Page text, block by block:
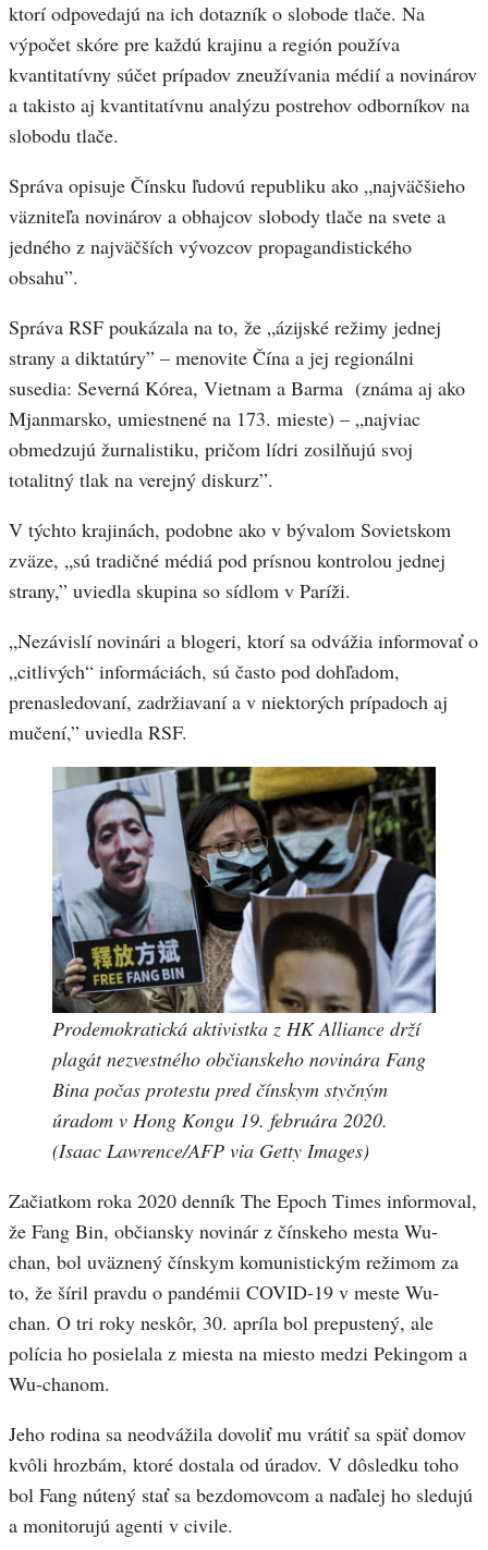
ktorí odpovedajú na ich dotazník o slobode tlače. Na
výpočet skóre pre každú krajinu a región používa
kvantitatívny súčet prípadov zneužívania médií a novinárov
a takisto aj kvantitatívnu analýzu postrehov odborníkov na
slobodu tlače.
Správa opisuje Čínsku ľudovú republiku ako „najväčšieho
väzniteľa novinárov a obhajcov slobody tlače na svete a
jedného z najväčších vývozcov propagandistického
obsahu”.
Správa RSF poukázala na to, že „ázijské režimy jednej
strany a diktatúry” – menovite Čína a jej regionálni
susedia: Severná Kórea, Vietnam a Barma (známa aj ako
Mjanmarsko, umiestnené na 173. mieste) – „najviac
obmedzujú žurnalistiku, pričom lídri zosilňujú svoj
totalitný tlak na verejný diskurz”.
V týchto krajinách, podobne ako v bývalom Sovietskom
zväze, „sú tradičné médiá pod prísnou kontrolou jednej
strany,” uviedla skupina so sídlom v Paríži.
„Nezávislí novinári a blogeri, ktorí sa odvážia informovať o
„citlivých“ informáciách, sú často pod dohľadom,
prenasledovaní, zadržiavaní a v niektorých prípadoch aj
mučení,” uviedla RSF.
Prodemokratická aktivistka z HK Alliance drží
plagát nezvestného občianskeho novinára Fang
Bina počas protestu pred čínskym styčným
úradom v Hong Kongu 19. februára 2020.
(Isaac Lawrence/AFP via Getty Images)
Začiatkom roka 2020 denník The Epoch Times informoval,
že Fang Bin, občiansky novinár z čínskeho mesta Wu-
chan, bol uväznený čínskym komunistickým režimom za
to, že šíril pravdu o pandémii COVID-19 v meste Wu-
chan. O tri roky neskôr, 30. apríla bol prepustený, ale
polícia ho posielala z miesta na miesto medzi Pekingom a
Wu-chanom.
Jeho rodina sa neodvážila dovoliť mu vrátiť sa späť domov
kvôli hrozbám, ktoré dostala od úradov. V dôsledku toho
bol Fang nútený stať sa bezdomovcom a naďalej ho sledujú
a monitorujú agenti v civile.